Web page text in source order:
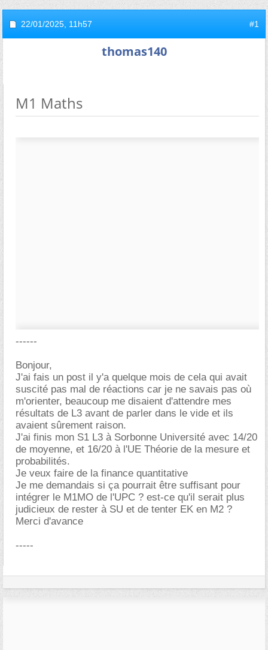
22/01/2025, 11h57 #1
thomas140
M1 Maths
------
Bonjour,
J'ai fais un post il y'a quelque mois de cela qui avait
suscité pas mal de réactions car je ne savais pas où
m'orienter, beaucoup me disaient d'attendre mes
résultats de L3 avant de parler dans le vide et ils
avaient sûrement raison.
J'ai finis mon S1 L3 à Sorbonne Université avec 14/20
de moyenne, et 16/20 à l'UE Théorie de la mesure et
probabilités.
Je veux faire de la finance quantitative
Je me demandais si ça pourrait être suffisant pour
intégrer le M1MO de l'UPC ? est-ce qu'il serait plus
judicieux de rester à SU et de tenter EK en M2 ?
Merci d'avance
-----